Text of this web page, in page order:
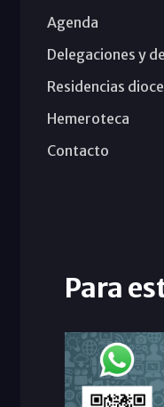
Agenda
Delegaciones y
Residencias
Hemeroteca
Contacto
Para